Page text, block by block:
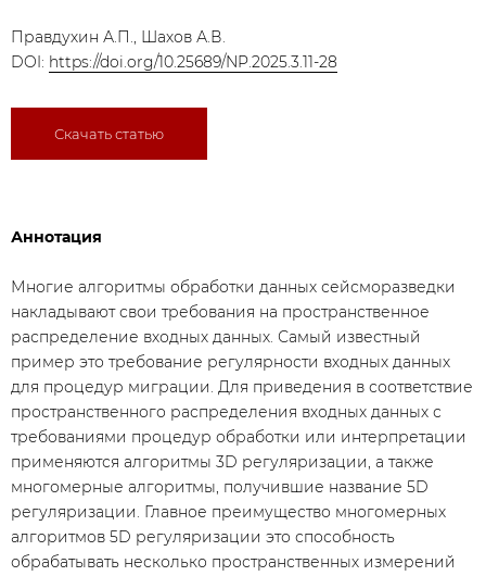
Правдухин А.П., Шахов А.В.
DOI: https://doi.org/10.25689/NP.2025.3.11-28
Скачать статью
Аннотация
Многие алгоритмы обработки данных сейсморазведки
накладывают свои требования на пространственное
распределение входных данных. Самый известный
пример это требование регулярности входных данных
для процедур миграции. Для приведения в соответствие
пространственного распределения входных данных с
требованиями процедур обработки или интерпретации
применяются алгоритмы 3D регуляризации, а также
многомерные алгоритмы, получившие название 5D
регуляризации. Главное преимущество многомерных
алгоритмов 5D регуляризации это способность
обрабатывать несколько пространственных измерений